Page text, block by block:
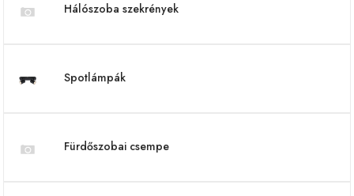
Hálószoba szekrények
Spotlámpák
Fürdőszobai csempe